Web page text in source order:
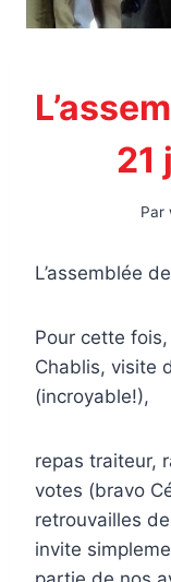
21
Par
L’assemblée
Pour cette
Chablis, visite
(incroyable!),
repas traiteur,
votes (bravo
retrouvailles
invite